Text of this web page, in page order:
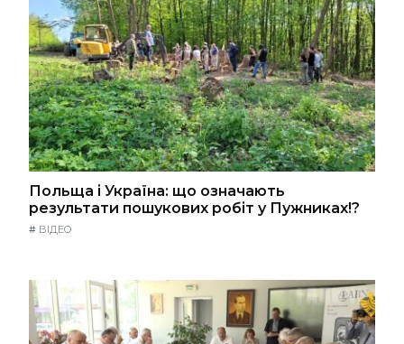
Польща і Україна: що означають
результати пошукових робіт у Пужниках!?
# ВІДЕО